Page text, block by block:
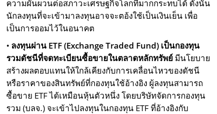
ความผันผวนต่อสภาวะเศรษฐกิจโลกที่มากกระทบได้ ดังนั้น
นักลงทุนที่จะเข้ามาลงทุนอาจจะตอ้งใช้เป็นเงินเย็น เพื่อ
เป็นการออมไว้ในอนาคต
• ลงทุนผ่าน ETF (Exchange Traded Fund) เป็นกองทุน
รวมดัชนีที่จดทะเบียนซื้อขายในตลาดหลักทรัพย์ มีนโยบาย
สร้างผลตอบแทนให้ใกล้เคียงกับการเคลื่อนไหวของดัชนี
หรือราคาของสินทรัพย์ที่กองทุนใช้อ้างอิง ผู้ลงทุนสามารถ
ซื้อขาย ETF ได้เหมือนหุ้นตัวหนึ่ง โดยบริษัทจัดการกองทุน
รวม (บลจ.) จะเข้าไปลงทุนในกองทุน ETF ที่อ้างอิงกับ